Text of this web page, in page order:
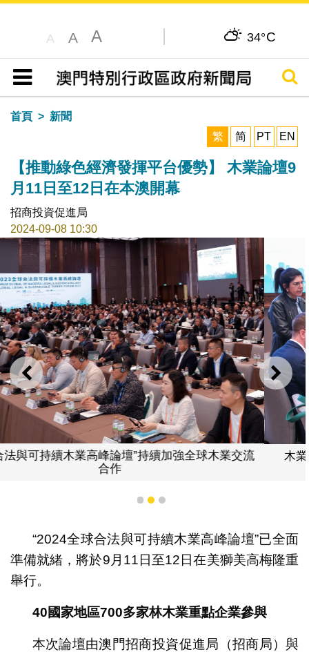
A A A 34°C
目錄
搜尋
首頁
新聞
繁
简 PT EN
【推動綠色經濟發揮平台優勢】 木業論壇9
月11日至12日在本澳開幕
招商投資促進局
2024-09-08 10:30
上一則 下一
木業論壇期間進行商務對接有助促進國際間合作商機
1 2 3
“2024全球合法與可持續木業高峰論壇”已全面
準備就緒，將於9月11日至12日在美獅美高梅隆重
舉行。
40國家地區700多家林木業重點企業參與
本次論壇由澳門招商投資促進局（招商局）與